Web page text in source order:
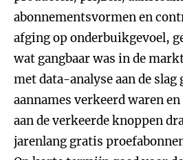
abonnementsvormen en
afging op onderbuikgevoel,
wat gangbaar was in de
met data-analyse aan de slag
aannames verkeerd waren
aan de verkeerde knoppen
jarenlang gratis